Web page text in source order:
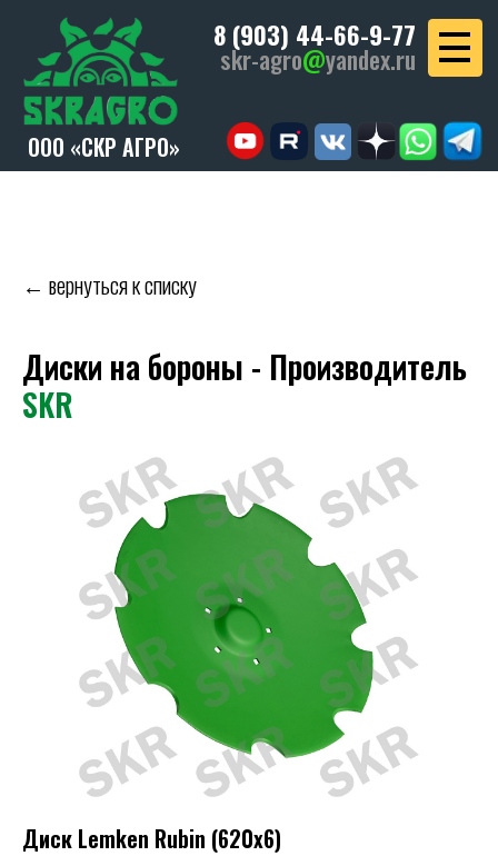
8 (903) 44-66-9-77
skr-agro@ yandex.ru
ООО «СКР АГРО»
← вернуться к списку
Диски на бороны - Производитель
SKR
Диск Lemken Rubin (620х6)